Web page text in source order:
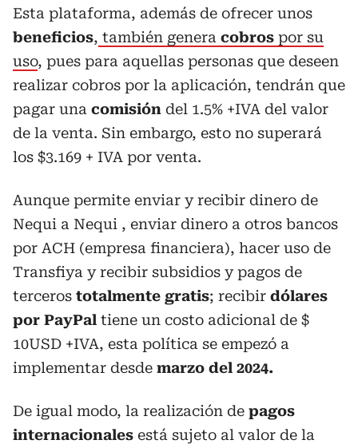
Esta plataforma, además de ofrecer unos
beneficios, también genera cobros por su
uso, pues para aquellas personas que deseen
realizar cobros por la aplicación, tendrán que
pagar una comisión del 1.5% +IVA del valor
de la venta. Sin embargo, esto no superará
los $3.169 + IVA por venta.
Aunque permite enviar y recibir dinero de
Nequi a Nequi , enviar dinero a otros bancos
por ACH (empresa financiera), hacer uso de
Transfiya y recibir subsidios y pagos de
terceros totalmente gratis; recibir dólares
por PayPal tiene un costo adicional de $
10USD +IVA, esta política se empezó a
implementar desde marzo del 2024.
De igual modo, la realización de pagos
internacionales está sujeto al valor de la